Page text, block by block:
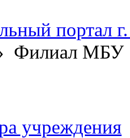
портал
Филиал МБУ
учреждения